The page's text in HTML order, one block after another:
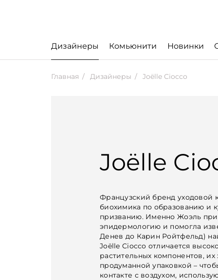
Дизайнеры Комьюнити Новинки
Главная Дизайнеры Joëlle Ciocco
Joëlle
Французский бренд уходовой
биохимика по образованию и
призванию. Именно Жоэль
эпидермологию и помогла
Денев до Карин Ройтфельд)
Joëlle Ciocco отличается
растительных компонентов,
продуманной упаковкой –
контакте с воздухом,